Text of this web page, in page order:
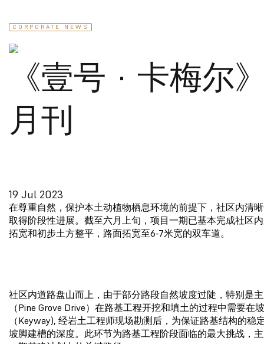
CORPORATE NEWS
《壹号 · 卡梅尔
月刊
19 Jul 2023
在尊重自然，保护本土动植物栖息环境的前提下，社区内清
取得阶段性进展。截至六月上旬，项目一期已基本完成社区
拓宽和初步土方整平，路面拓宽至6-7米宽的双车道。
社区内道路盘山而上，由于部分路段自然坡度过陡，特别是
（Pine Grove Drive）在路基工程开挖和填土的过程中需要在
（Keyway), 经岩土工程师现场勘测后，为保证路基结构的稳
坡脚建槽的深度。此环节为路基工程阶段面临的最大挑战，